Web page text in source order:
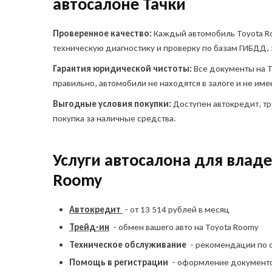
Проверенное качество: Каждый автомобиль Toyota
техническую диагностику и проверку по базам ГИБДД,
Гарантия юридической чистоты: Все документы на
правильно, автомобили не находятся в залоге и не
Выгодные условия покупки: Доступен автокредит,
покупка за наличные средства.
Услуги автосалона для
Roomy
Автокредит - от 13 514 рублей в месяц
Трейд-ин - обмен вашего авто на Toyota Roomy
Техническое обслуживание - рекомендации по
Помощь в регистрации - оформление